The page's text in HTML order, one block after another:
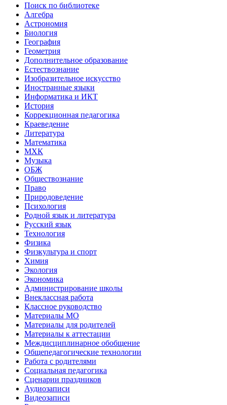
Поиск по библиотеке
Алгебра
Астрономия
Биология
География
Геометрия
Дополнительное образование
Естествознание
Изобразительное искусство
Иностранные языки
Информатика и ИКТ
История
Коррекционная педагогика
Краеведение
Литература
Математика
МХК
Музыка
ОБЖ
Обществознание
Право
Природоведение
Психология
Родной язык и литература
Русский язык
Технология
Физика
Физкультура и спорт
Химия
Экология
Экономика
Администрирование школы
Внеклассная работа
Классное руководство
Материалы МО
Материалы для родителей
Материалы к аттестации
Междисциплинарное обобщение
Общепедагогические технологии
Работа с родителями
Социальная педагогика
Сценарии праздников
Аудиозаписи
Видеозаписи